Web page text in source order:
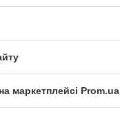
маркетплейсі Prom.ua